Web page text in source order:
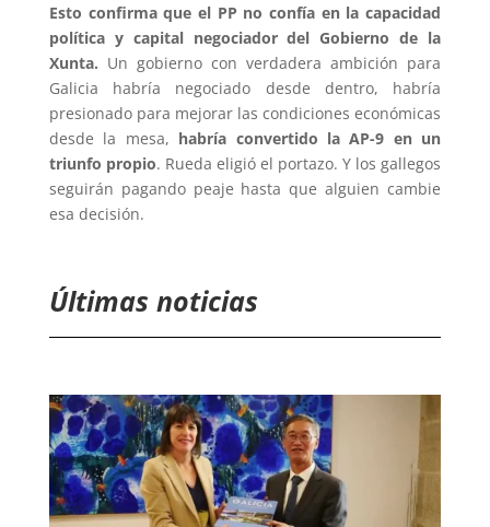
Esto confirma que el PP no confía en la capacidad
política y capital negociador del Gobierno de la
Xunta. Un gobierno con verdadera ambición para
Galicia habría negociado desde dentro, habría
presionado para mejorar las condiciones económicas
desde la mesa, habría convertido la AP-9 en un
triunfo propio. Rueda eligió el portazo. Y los gallegos
seguirán pagando peaje hasta que alguien cambie
esa decisión.
Últimas noticias